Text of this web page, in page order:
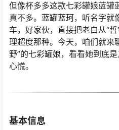
但像杯多多这款七彩罐娘蓝罐
真不多。蓝罐蓝珂，听名字就
车，好家伙，直接把老白从“
理超度那种。今天，咱们就来
野”的七彩罐娘，看看她到底
心慌。
基本信息